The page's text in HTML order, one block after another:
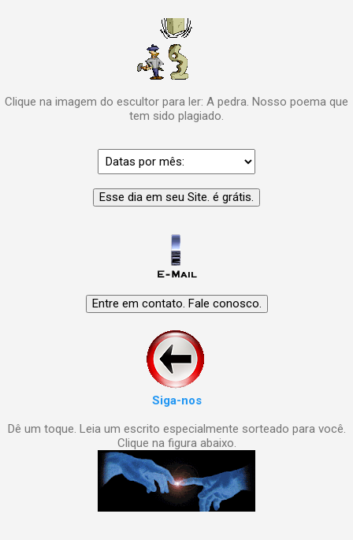
Clique na imagem do escultor para ler: A pedra. Nosso poema que
tem sido plagiado.
Siga-nos
Dê um toque. Leia um escrito especialmente sorteado para você.
Clique na figura abaixo.